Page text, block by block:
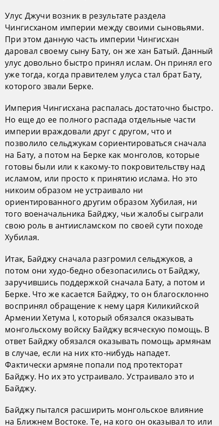
Улус Джучи возник в результате раздела
Чингисханом империи между своими сыновьями.
При этом данную часть империи Чингисхан
даровал своему сыну Бату, он же хан Батый. Данный
улус довольно быстро принял ислам. Он принял его
уже тогда, когда правителем улуса стал брат Бату,
которого звали Берке.
Империя Чингисхана распалась достаточно быстро.
Но еще до ее полного распада отдельные части
империи враждовали друг с другом, что и
позволило сельджукам сориентироваться сначала
на Бату, а потом на Берке как монголов, которые
готовы были или к какому-то покровительству над
исламом, или просто к принятию ислама. Но это
никоим образом не устраивало ни
ориентированного другим образом Хубилая, ни
того военачальника Байджу, чьи жалобы сыграли
свою роль в антиисламском по своей сути походе
Хубилая.
Итак, Байджу сначала разгромил сельджуков, а
потом они худо-бедно обезопасились от Байджу,
заручившись поддержкой сначала Бату, а потом и
Берке. Что же касается Байджу, то он благосклонно
воспринял обращение к нему царя Киликийской
Армении Хетума I, который обязался оказывать
монгольскому войску Байджу всяческую помощь. В
ответ Байджу обязался оказывать помощь армянам
в случае, если на них кто-нибудь нападет.
Фактически армяне попали под протекторат
Байджу. Но их это устраивало. Устраивало это и
Байджу.
Байджу пытался расширить монгольское влияние
на Ближнем Востоке. Те, на кого он оказывал то или